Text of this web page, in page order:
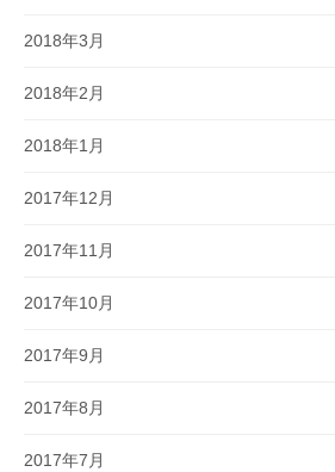
2018年3月
2018年2月
2018年1月
2017年12月
2017年11月
2017年10月
2017年9月
2017年8月
2017年7月